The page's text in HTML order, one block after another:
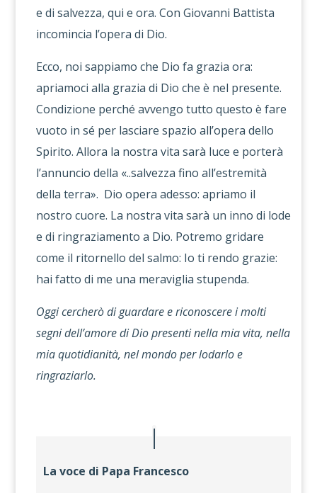
e di salvezza, qui e ora. Con Giovanni Battista
incomincia l’opera di Dio.
Ecco, noi sappiamo che Dio fa grazia ora:
apriamoci alla grazia di Dio che è nel presente.
Condizione perché avvengo tutto questo è fare
vuoto in sé per lasciare spazio all’opera dello
Spirito. Allora la nostra vita sarà luce e porterà
l’annuncio della «..salvezza fino all’estremità
della terra». Dio opera adesso: apriamo il
nostro cuore. La nostra vita sarà un inno di lode
e di ringraziamento a Dio. Potremo gridare
come il ritornello del salmo: Io ti rendo grazie:
hai fatto di me una meraviglia stupenda.
Oggi cercherò di guardare e riconoscere i molti
segni dell’amore di Dio presenti nella mia vita, nella
mia quotidianità, nel mondo per lodarlo e
ringraziarlo.
La voce di Papa Francesco